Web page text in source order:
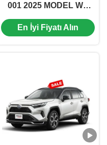
001 2025 MODEL WE
ME YOU 95KWH
100KWH 2WD RWD
En İyi Fiyatı Alın